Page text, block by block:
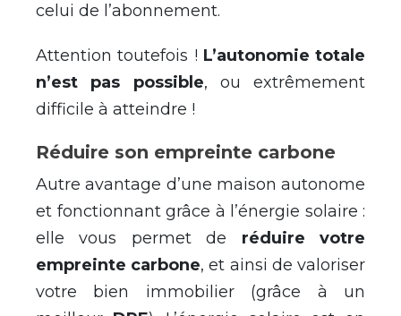
celui de l’abonnement.
Attention toutefois ! L’autonomie totale
n’est pas possible, ou extrêmement
difficile à atteindre !
Réduire son empreinte carbone
Autre avantage d’une maison autonome
et fonctionnant grâce à l’énergie solaire :
elle vous permet de réduire votre
empreinte carbone, et ainsi de valoriser
votre bien immobilier (grâce à un